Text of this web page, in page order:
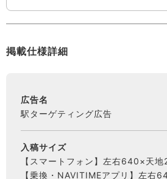
掲載仕様詳細
広告名
駅ターゲティング広告
入稿サイズ
【スマートフォン】左右640×天
【乗換・NAVITIMEアプリ】左右